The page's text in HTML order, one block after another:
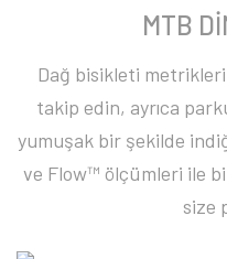
MTB
Dağ bisikleti metrikleri
takip edin, ayrıca
yumuşak bir şekilde
ve Flow™ ölçümleri ile
size